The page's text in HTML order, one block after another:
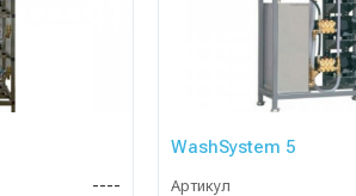
----
WashSystem 5
Артикул